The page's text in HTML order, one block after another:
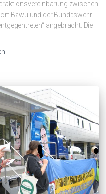
zwischen
Bawü und der Bundeswehr
angebracht. Die